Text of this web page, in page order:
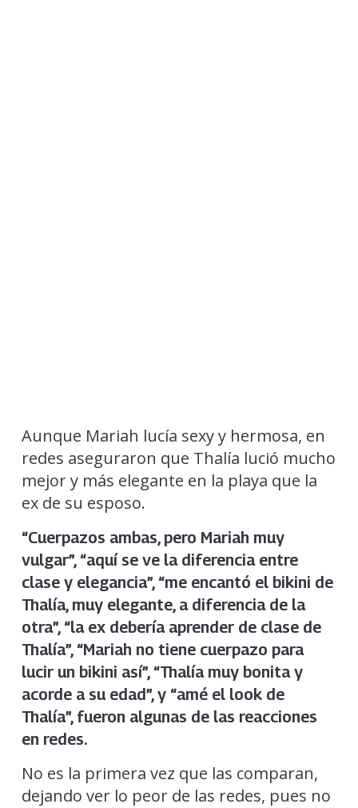
Aunque Mariah lucía sexy y hermosa, en
redes aseguraron que Thalía lució mucho
mejor y más elegante en la playa que la
ex de su esposo.
“Cuerpazos ambas, pero Mariah muy
vulgar”, “aquí se ve la diferencia entre
clase y elegancia”, “me encantó el bikini de
Thalía, muy elegante, a diferencia de la
otra”, “la ex debería aprender de clase de
Thalía”, “Mariah no tiene cuerpazo para
lucir un bikini así”, “Thalía muy bonita y
acorde a su edad”, y “amé el look de
Thalía”, fueron algunas de las reacciones
en redes.
No es la primera vez que las comparan,
dejando ver lo peor de las redes, pues no